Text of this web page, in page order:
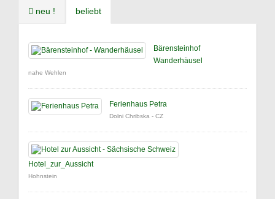
neu ! beliebt
Bärensteinhof
Wanderhäusel
nahe Wehlen
Ferienhaus Petra
Dolni Chribska - CZ
Hotel_zur_Aussicht
Hohnstein